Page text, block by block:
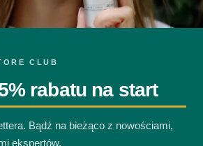
CLUB
rabatu na start
Bądź na bieżąco z nowościami,
ekspertów.